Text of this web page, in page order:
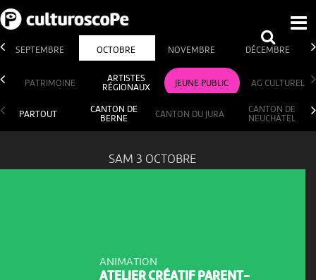
SEPTEMBRE OCTOBRE NOVEMBRE DÉCEMBRE
PATRIMOINE
ARTISTES
RÉGIONAUX
JEUNE PUBLIC AG CULTUREL
PARTOUT
CANTON DE
BERNE
CANTON DU JURA
CANTON DE
NEUCHÂTEL
SAM 3 OCTOBRE
ANIMATION
ATELIER CRÉATIF PARENT-